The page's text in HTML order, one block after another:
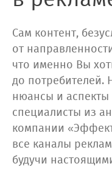
Сам контент,
от
что именно Вы
до потребителей.
нюансы и аспекты
специалисты из
компании
все каналы
будучи